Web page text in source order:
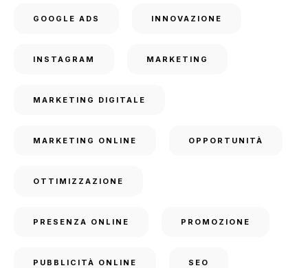
GOOGLE ADS INNOVAZIONE
INSTAGRAM MARKETING
MARKETING DIGITALE
MARKETING ONLINE OPPORTUNITÀ
OTTIMIZZAZIONE
PRESENZA ONLINE PROMOZIONE
PUBBLICITÀ ONLINE SEO